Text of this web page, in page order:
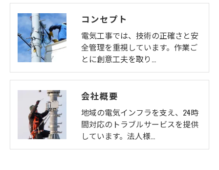
コンセプト
電気工事では、技術の正確さと安
全管理を重視しています。作業ご
とに創意工夫を取り…
会社概要
地域の電気インフラを支え、24時
間対応のトラブルサービスを提供
しています。法人様…